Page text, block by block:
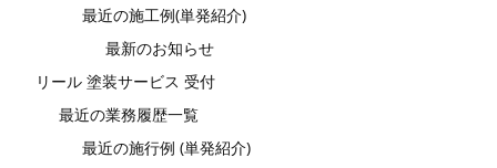
最近の施工例(単発紹介)
最新のお知らせ
リール 塗装サービス 受付
最近の業務履歴一覧
最近の施行例 (単発紹介)